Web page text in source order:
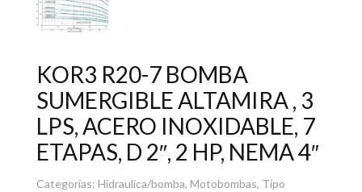
KOR3 R20-7 BOMBA
SUMERGIBLE ALTAMIRA , 3
LPS, ACERO INOXIDABLE, 7
ETAPAS, D 2″, 2 HP, NEMA 4″
Categorías: Hidraulica/bomba, Motobombas, Tipo